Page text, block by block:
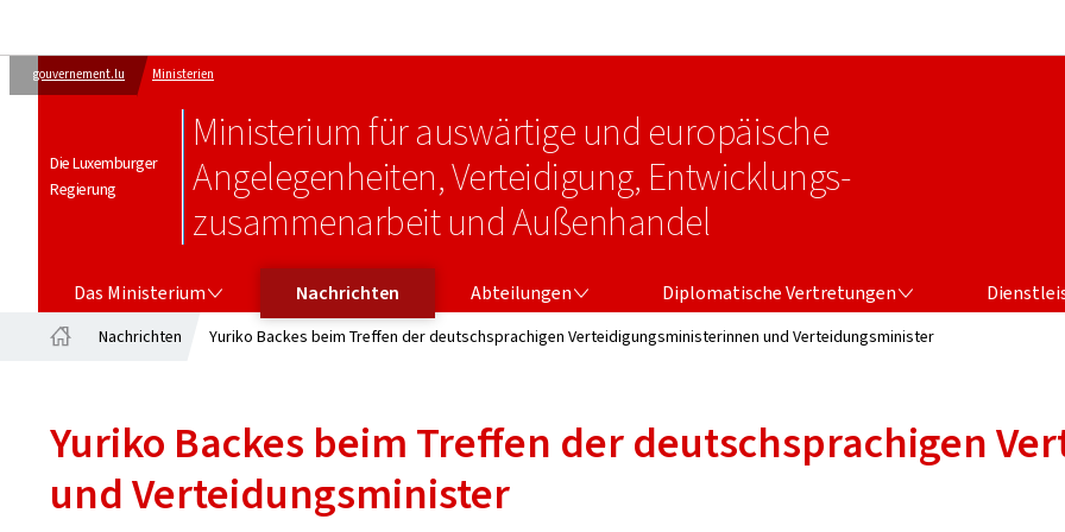
gouvernement.lu Ministerien
Die Luxemburger
Regierung
Ministerium für auswärtige und europäische
Angelegenheiten, Verteidigung, Entwicklungs-
zusammenarbeit und Außenhandel
Das Ministerium Nachrichten Abteilungen Diplomatische Vertretungen
Nachrichten Yuriko Backes beim Treffen der deutschsprachigen Verteidigungsministerinnen und Verteidungsminister
Yuriko Backes beim Treffen der deutschsprachigen
und Verteidungsminister